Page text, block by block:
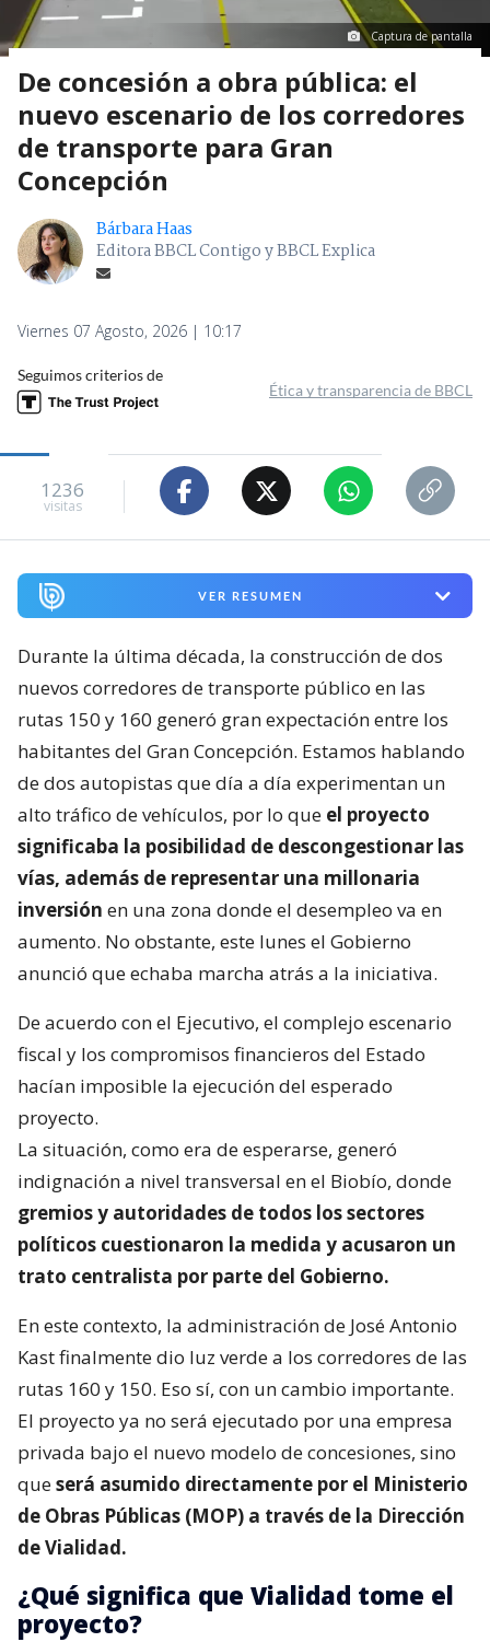
Captura de pantalla
De concesión a obra pública: el
nuevo escenario de los corredores
de transporte para Gran
Concepción
Bárbara Haas
Editora BBCL Contigo y BBCL Explica
Viernes 07 Agosto, 2026 | 10:17
Seguimos criterios de
Ética y transparencia de BBCL
1236
visitas
VER RESUMEN
Durante la última década, la construcción de dos
nuevos corredores de transporte público en las
rutas 150 y 160 generó gran expectación entre los
habitantes del Gran Concepción. Estamos hablando
de dos autopistas que día a día experimentan un
alto tráfico de vehículos, por lo que el proyecto
significaba la posibilidad de descongestionar las
vías, además de representar una millonaria
inversión en una zona donde el desempleo va en
aumento. No obstante, este lunes el Gobierno
anunció que echaba marcha atrás a la iniciativa.
De acuerdo con el Ejecutivo, el complejo escenario
fiscal y los compromisos financieros del Estado
hacían imposible la ejecución del esperado
proyecto.
La situación, como era de esperarse, generó
indignación a nivel transversal en el Biobío, donde
gremios y autoridades de todos los sectores
políticos cuestionaron la medida y acusaron un
trato centralista por parte del Gobierno.
En este contexto, la administración de José Antonio
Kast finalmente dio luz verde a los corredores de las
rutas 160 y 150. Eso sí, con un cambio importante.
El proyecto ya no será ejecutado por una empresa
privada bajo el nuevo modelo de concesiones, sino
queserá asumido directamente por el Ministerio
de Obras Públicas (MOP) a través de la Dirección
de Vialidad.
¿Qué significa que Vialidad tome el
proyecto?